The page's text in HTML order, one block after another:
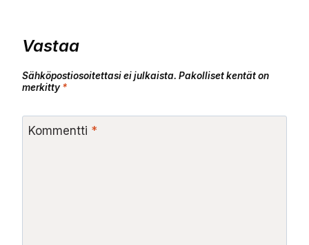
Vastaa
Sähköpostiosoitettasi ei julkaista. Pakolliset kentät on
merkitty*
Kommentti *